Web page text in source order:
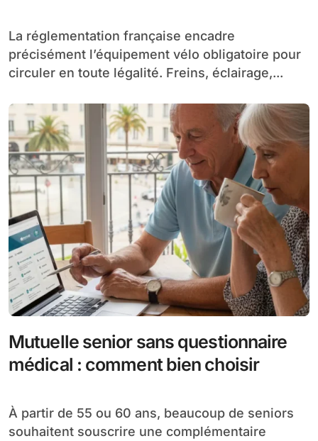
La réglementation française encadre
précisément l’équipement vélo obligatoire pour
circuler en toute légalité. Freins, éclairage,...
Mutuelle senior sans questionnaire
médical : comment bien choisir
À partir de 55 ou 60 ans, beaucoup de seniors
souhaitent souscrire une complémentaire